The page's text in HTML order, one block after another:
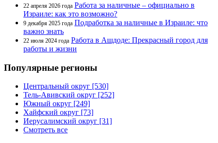
22 апреля 2026 года Работа за наличные – официально в
Израиле: как это возможно?
9 декабря 2025 года Подработка за наличные в Израиле: что
важно знать
22 июля 2024 года Работа в Ашдоде: Прекрасный город для
работы и жизни
Популярные регионы
Центральный округ [530]
Тель-Авивский округ [252]
Южный округ [249]
Хайфский округ [73]
Иерусалимский округ [31]
Смотреть все